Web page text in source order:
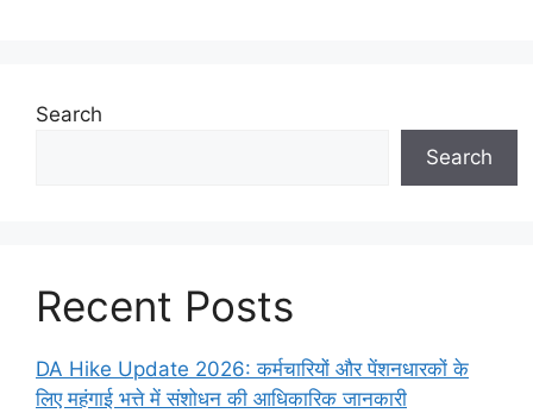
Search
Search
Recent Posts
DA Hike Update 2026: कर्मचारियों और पेंशनधारकों के
लिए महंगाई भत्ते में संशोधन की आधिकारिक जानकारी